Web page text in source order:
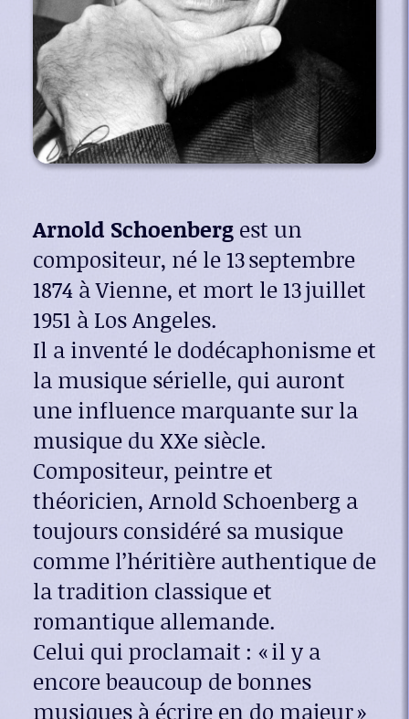
Arnold Schoenberg est un
compositeur, né le 13 septembre
1874 à Vienne, et mort le 13 juillet
1951 à Los Angeles.
Il a inventé le dodécaphonisme et
la musique sérielle, qui auront
une influence marquante sur la
musique du XXe siècle.
Compositeur, peintre et
théoricien, Arnold Schoenberg a
toujours considéré sa musique
comme l’héritière authentique de
la tradition classique et
romantique allemande.
Celui qui proclamait : « il y a
encore beaucoup de bonnes
musiques à écrire en do majeur »